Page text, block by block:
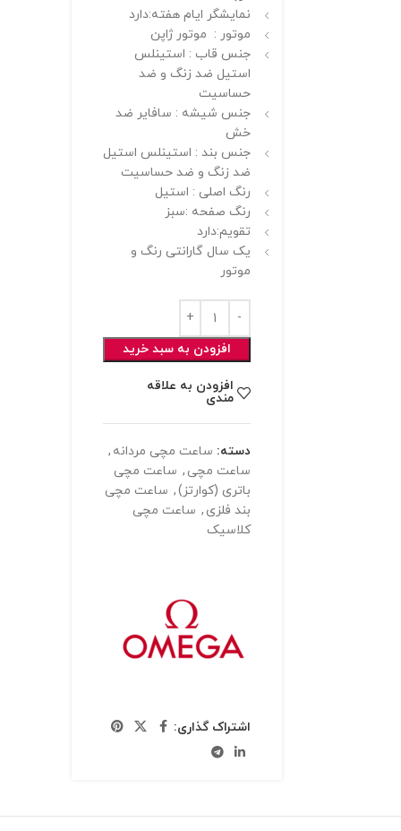
نمایشگر ایام هفته:دارد
موتور : موتور ژاپن
جنس قاب : استینلس
استیل ضد زنگ و ضد
حساسیت
جنس شیشه : سافایر ضد
خش
جنس بند : استینلس استیل
ضد زنگ و ضد حساسیت
رنگ اصلی : استیل
رنگ صفحه :سبز
تقویم:دارد
یک سال گارانتی رنگ و
موتور
افزودن به سبد خرید
افزودن به علاقه
مندی
دسته: ساعت مچی مردانه ,
ساعت مچی , ساعت مچی
باتری (کوارتز), ساعت مچی
بند فلزی , ساعت مچی
کلاسیک
اشتراک گذاری: